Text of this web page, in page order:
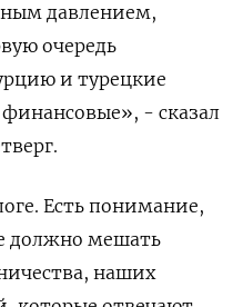
давлением,
очередь
и турецкие
- сказал
Есть понимание,
должно мешать
наших